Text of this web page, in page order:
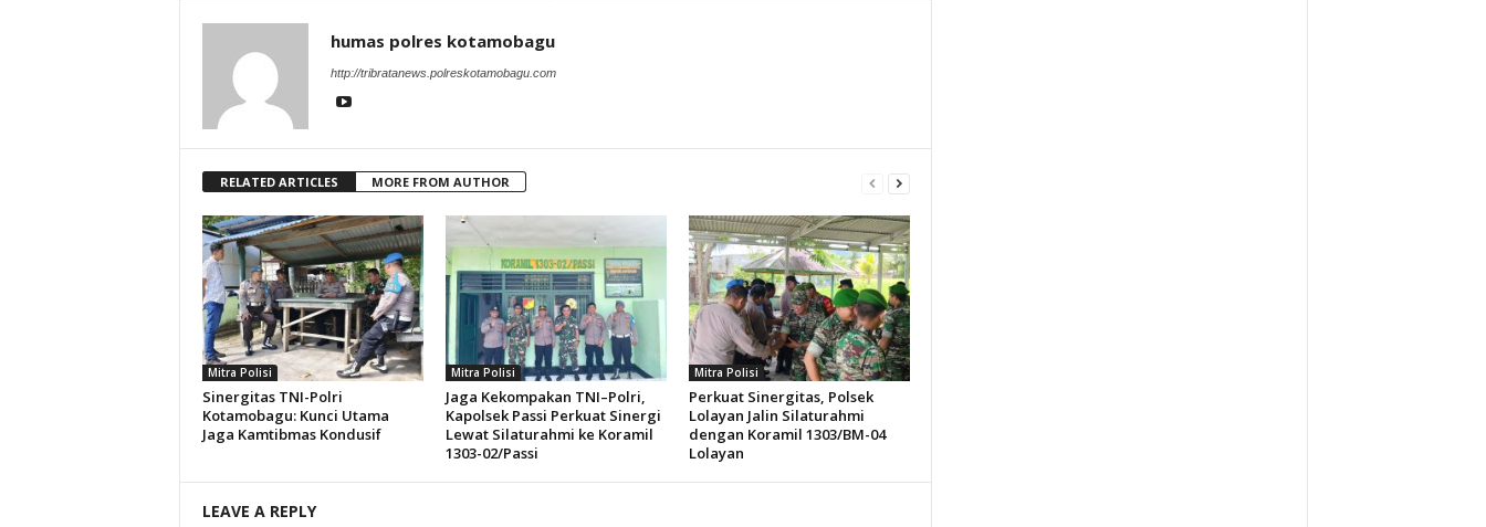
humas polres kotamobagu
http://tribratanews.polreskotamobagu.com
RELATED ARTICLES MORE FROM AUTHOR
Mitra Polisi
Sinergitas TNI-Polri
Kotamobagu: Kunci Utama
Jaga Kamtibmas Kondusif
Mitra Polisi
Jaga Kekompakan TNI–Polri,
Kapolsek Passi Perkuat Sinergi
Lewat Silaturahmi ke Koramil
1303-02/Passi
Mitra Polisi
Perkuat Sinergitas, Polsek
Lolayan Jalin Silaturahmi
dengan Koramil 1303/BM-04
Lolayan
LEAVE A REPLY